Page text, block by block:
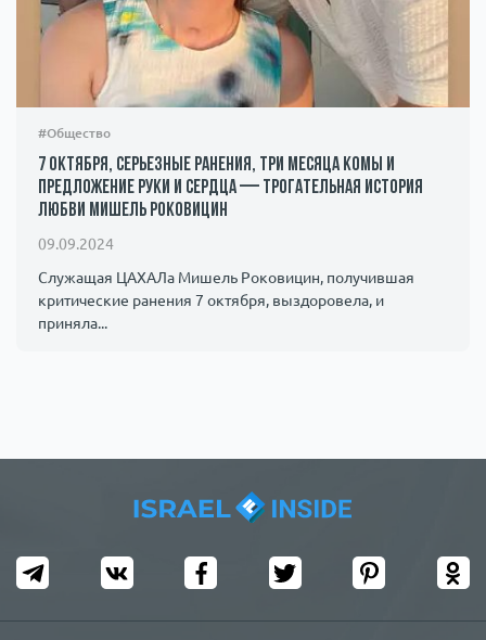
#Общество
7 октября, серьезные ранения, три месяца комы и
предложение руки и сердца — трогательная история
любви Мишель Роковицин
09.09.2024
Служащая ЦАХАЛа Мишель Роковицин, получившая
критические ранения 7 октября, выздоровела, и
приняла...